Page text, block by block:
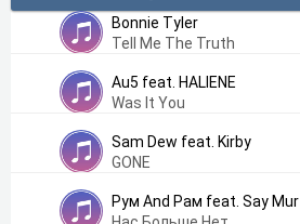
Bonnie Tyler
Tell Me The Truth
Au5 feat. HALIENE
Was It You
Sam Dew feat. Kirby
GONE
Рум And Рам feat. Say Mur